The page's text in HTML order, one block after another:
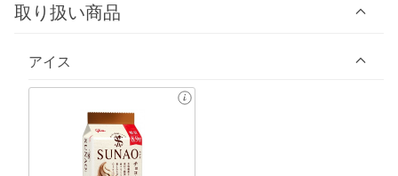
取り扱い商品
アイス